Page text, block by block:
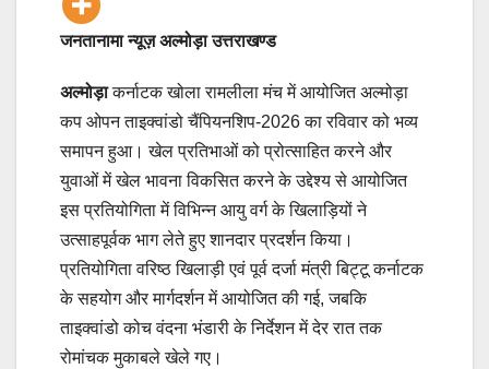
जनतानामा न्यूज़ अल्मोड़ा उत्तराखण्ड
अल्मोड़ाकर्नाटक खोला रामलीला मंच में आयोजित अल्मोड़ा
कप ओपन ताइक्वांडो चैंपियनशिप-2026 का रविवार को भव्य
समापन हुआ। खेल प्रतिभाओं को प्रोत्साहित करने और
युवाओं में खेल भावना विकसित करने के उद्देश्य से आयोजित
इस प्रतियोगिता में विभिन्न आयु वर्ग के खिलाड़ियों ने
उत्साहपूर्वक भाग लेते हुए शानदार प्रदर्शन किया।
प्रतियोगिता वरिष्ठ खिलाड़ी एवं पूर्व दर्जा मंत्री बिट्टू कर्नाटक
के सहयोग और मार्गदर्शन में आयोजित की गई, जबकि
ताइक्वांडो कोच वंदना भंडारी के निर्देशन में देर रात तक
रोमांचक मुकाबले खेले गए।